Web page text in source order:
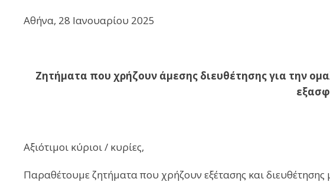
Αθήνα, 28 Ιανουαρίου 2025
Ζητήματα που χρήζουν άμεσης διευθέτησης για την
Αξιότιμοι κύριοι / κυρίες,
Παραθέτουμε ζητήματα που χρήζουν εξέτασης και